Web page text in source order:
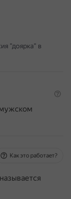
”доярка” в
мужском
Как это работает?